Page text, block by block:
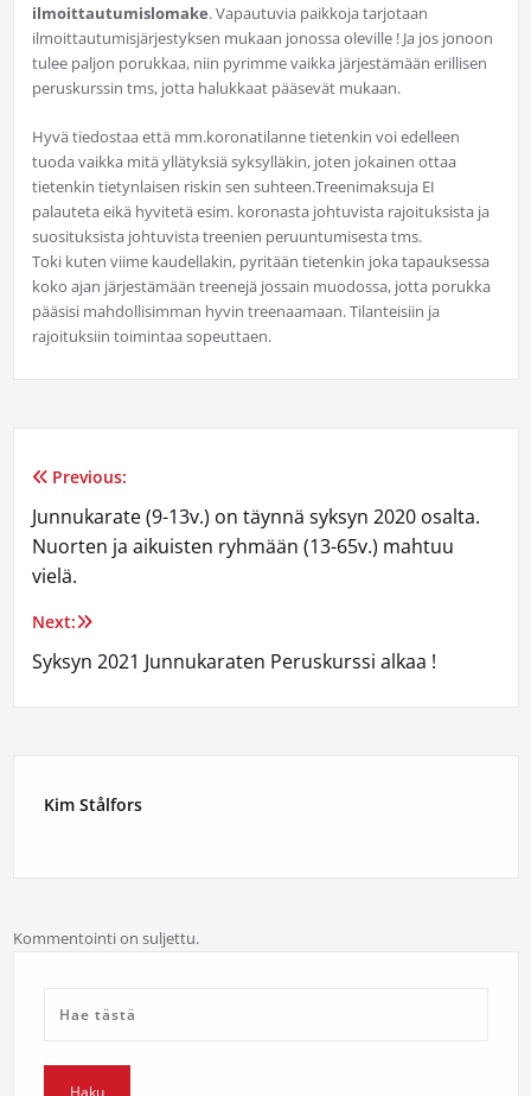
ilmoittautumislomake. Vapautuvia paikkoja tarjotaan
ilmoittautumisjärjestyksen mukaan jonossa oleville ! Ja jos jonoon
tulee paljon porukkaa, niin pyrimme vaikka järjestämään erillisen
peruskurssin tms, jotta halukkaat pääsevät mukaan.
Hyvä tiedostaa että mm.koronatilanne tietenkin voi edelleen
tuoda vaikka mitä yllätyksiä syksylläkin, joten jokainen ottaa
tietenkin tietynlaisen riskin sen suhteen.Treenimaksuja EI
palauteta eikä hyvitetä esim. koronasta johtuvista rajoituksista ja
suosituksista johtuvista treenien peruuntumisesta tms.
Toki kuten viime kaudellakin, pyritään tietenkin joka tapauksessa
koko ajan järjestämään treenejä jossain muodossa, jotta porukka
pääsisi mahdollisimman hyvin treenaamaan. Tilanteisiin ja
rajoituksiin toimintaa sopeuttaen.
Artikkelien
selaus
Previous:
Junnukarate (9-13v.) on täynnä syksyn 2020 osalta.
Nuorten ja aikuisten ryhmään (13-65v.) mahtuu
vielä.
Next:
Syksyn 2021 Junnukaraten Peruskurssi alkaa !
Kim Stålfors
Kommentointi on suljettu.